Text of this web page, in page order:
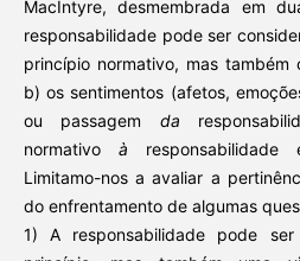
MacIntyre, desmembrada em
responsabilidade pode ser
princípio normativo, mas
b) os sentimentos (afetos,
ou passagem da
normativo à responsabilidade
Limitamo-nos a avaliar a
do enfrentamento de algumas
1) A responsabilidade pode